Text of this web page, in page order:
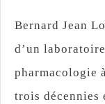
Bernard Jean
d’un
pharmacologie
trois décennies